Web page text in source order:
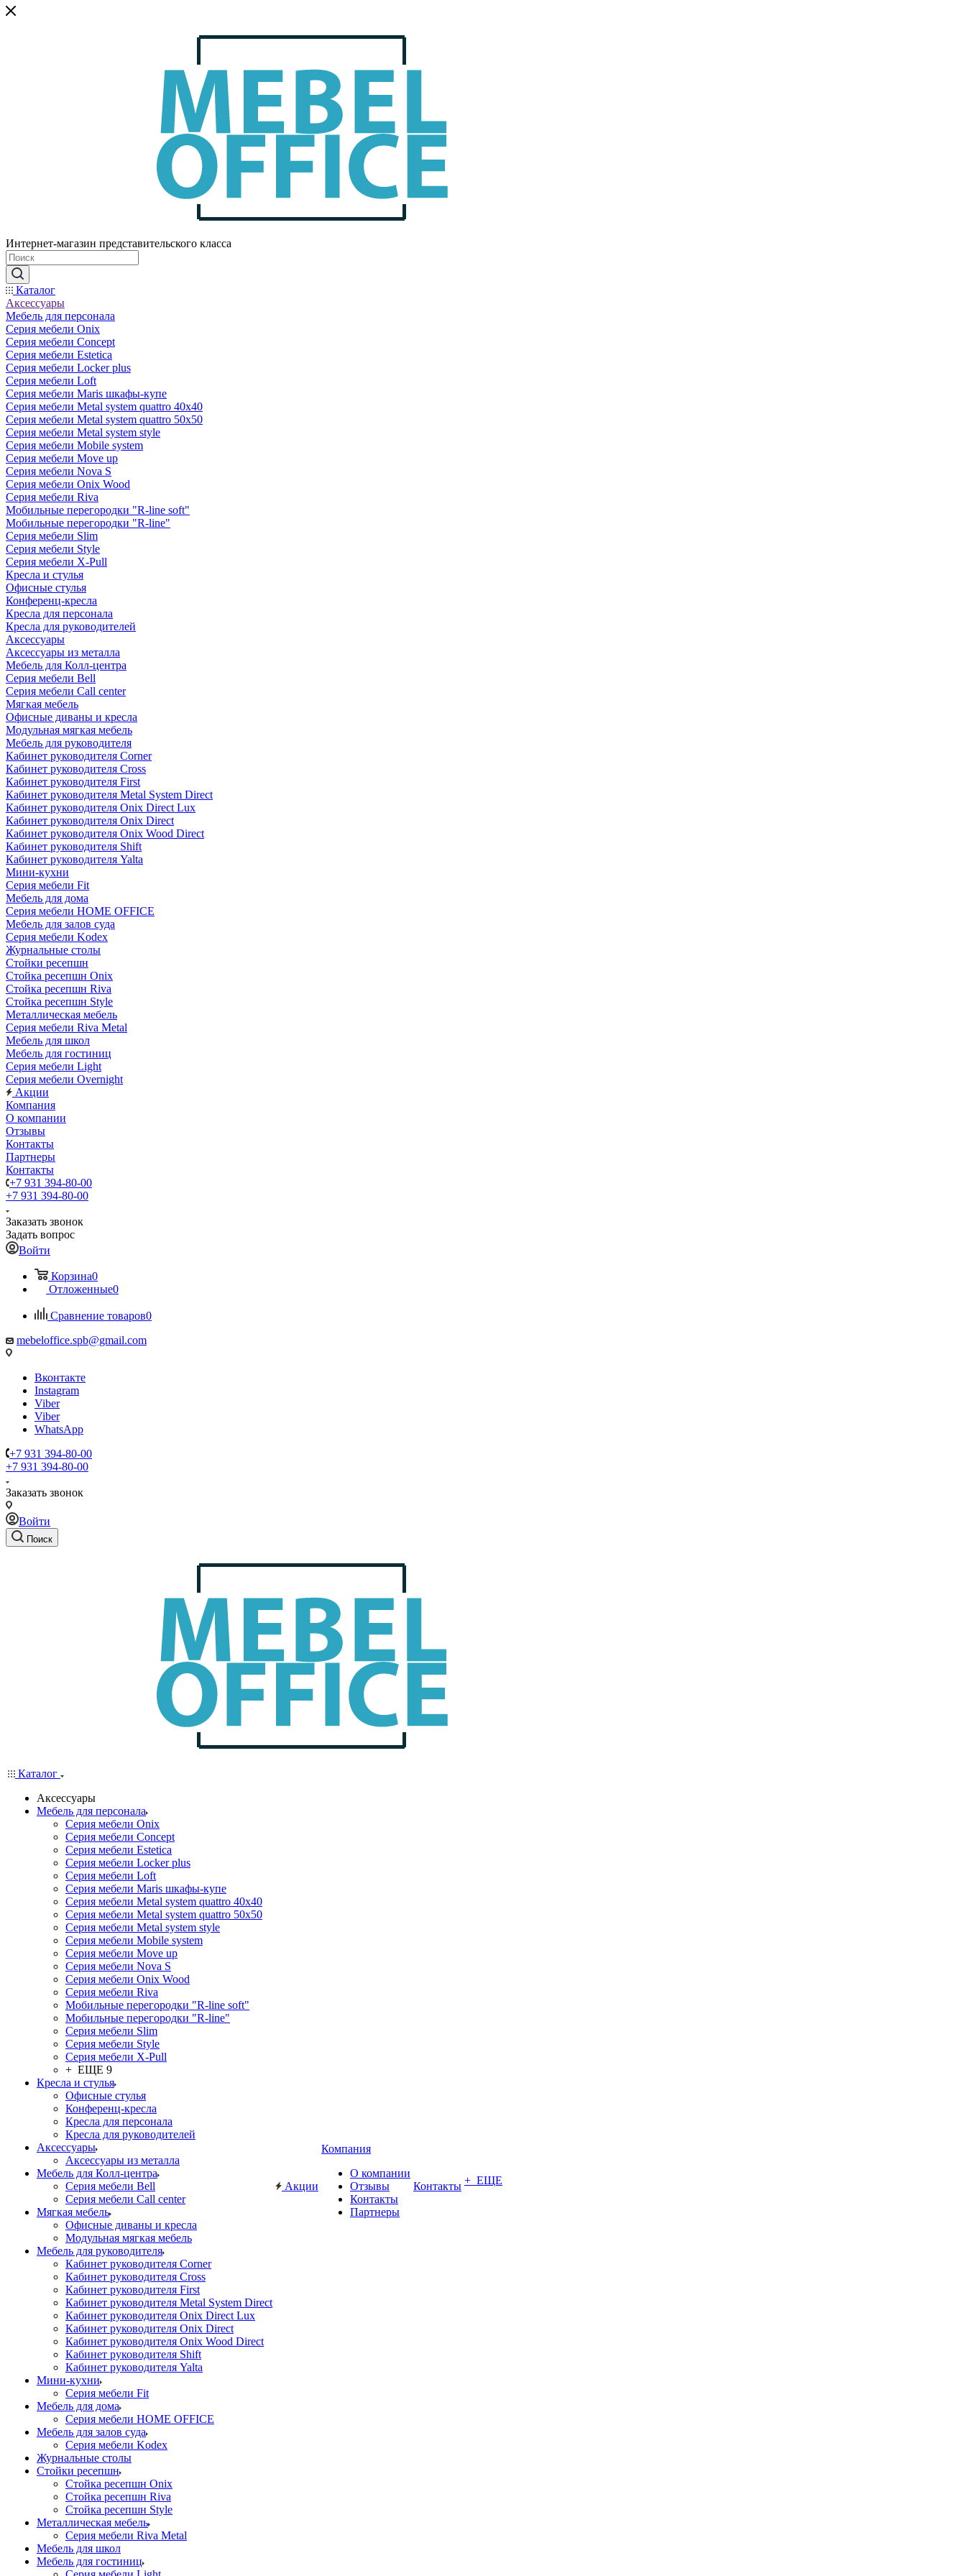
Интернет-магазин представительского класса
Каталог
Аксессуары
Мебель для персонала
Серия мебели Onix
Серия мебели Concept
Серия мебели Estetica
Серия мебели Locker plus
Серия мебели Loft
Серия мебели Maris шкафы-купе
Серия мебели Metal system quattro 40x40
Серия мебели Metal system quattro 50x50
Серия мебели Metal system style
Серия мебели Mobile system
Серия мебели Move up
Серия мебели Nova S
Серия мебели Onix Wood
Серия мебели Riva
Мобильные перегородки "R-line soft"
Мобильные перегородки "R-line"
Серия мебели Slim
Серия мебели Style
Серия мебели X-Pull
Кресла и стулья
Офисные стулья
Конференц-кресла
Кресла для персонала
Кресла для руководителей
Аксессуары
Аксессуары из металла
Мебель для Колл-центра
Серия мебели Bell
Серия мебели Call center
Мягкая мебель
Офисные диваны и кресла
Модульная мягкая мебель
Мебель для руководителя
Кабинет руководителя Corner
Кабинет руководителя Cross
Кабинет руководителя First
Кабинет руководителя Metal System Direct
Кабинет руководителя Onix Direct Lux
Кабинет руководителя Onix Direct
Кабинет руководителя Onix Wood Direct
Кабинет руководителя Shift
Кабинет руководителя Yalta
Мини-кухни
Серия мебели Fit
Мебель для дома
Серия мебели HOME OFFICE
Мебель для залов суда
Серия мебели Kodex
Журнальные столы
Стойки ресепшн
Стойка ресепшн Onix
Стойка ресепшн Riva
Стойка ресепшн Style
Металлическая мебель
Серия мебели Riva Metal
Мебель для школ
Мебель для гостиниц
Серия мебели Light
Серия мебели Overnight
Акции
Компания
О компании
Отзывы
Контакты
Партнеры
Контакты
+7 931 394-80-00
+7 931 394-80-00
Заказать звонок
Задать вопрос
Войти
Корзина0
Отложенные0
Сравнение товаров0
mebeloffice.spb@gmail.com
Вконтакте
Instagram
Viber
Viber
WhatsApp
+7 931 394-80-00
+7 931 394-80-00
Заказать звонок
Войти
Поиск
Каталог
Аксессуары
Мебель для персонала
Серия мебели Onix
Серия мебели Concept
Серия мебели Estetica
Серия мебели Locker plus
Серия мебели Loft
Серия мебели Maris шкафы-купе
Серия мебели Metal system quattro 40x40
Серия мебели Metal system quattro 50x50
Серия мебели Metal system style
Серия мебели Mobile system
Серия мебели Move up
Серия мебели Nova S
Серия мебели Onix Wood
Серия мебели Riva
Мобильные перегородки "R-line soft"
Мобильные перегородки "R-line"
Серия мебели Slim
Серия мебели Style
Серия мебели X-Pull
+ ЕЩЕ 9
Кресла и стулья
Офисные стулья
Конференц-кресла
Кресла для персонала
Кресла для руководителей
Аксессуары
Аксессуары из металла
Мебель для Колл-центра
Серия мебели Bell
Серия мебели Call center
Мягкая мебель
Офисные диваны и кресла
Модульная мягкая мебель
Мебель для руководителя
Кабинет руководителя Corner
Кабинет руководителя Cross
Кабинет руководителя First
Кабинет руководителя Metal System Direct
Кабинет руководителя Onix Direct Lux
Кабинет руководителя Onix Direct
Кабинет руководителя Onix Wood Direct
Кабинет руководителя Shift
Кабинет руководителя Yalta
Мини-кухни
Серия мебели Fit
Мебель для дома
Серия мебели HOME OFFICE
Мебель для залов суда
Серия мебели Kodex
Журнальные столы
Стойки ресепшн
Стойка ресепшн Onix
Стойка ресепшн Riva
Стойка ресепшн Style
Металлическая мебель
Серия мебели Riva Metal
Мебель для школ
Мебель для гостиниц
Акции
Компания
О компании
Отзывы
Контакты
Партнеры
Контакты + ЕЩЕ